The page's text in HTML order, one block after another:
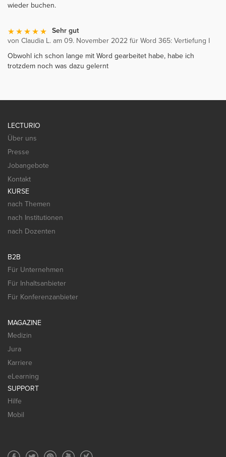
wieder buchen.
Sehr gut
von Claudia L. am 09. November 2022 für Word 365: Vertiefung I
Obwohl ich schon lange mit Word gearbeitet habe, habe ich
trotzdem noch was dazu gelernt
LECTURIO
Über uns
Presse
Jobangebote
Kontakt
KURSE
nach Themen
nach Institutionen
nach Dozenten
B2B
Für Unternehmen
Für Inhaltsanbieter
Für Konferenzanbieter
MAGAZINE
Medizin
Jura
Karriere
eLearning
SUPPORT
Hilfe
Mobil